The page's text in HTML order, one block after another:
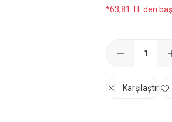
*63,81 TL den
Karşılaştır